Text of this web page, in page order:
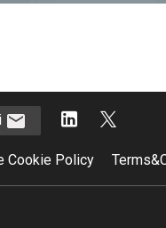
Cookie Policy